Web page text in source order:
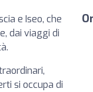
e Iseo, che
dai viaggi di
si occupa di